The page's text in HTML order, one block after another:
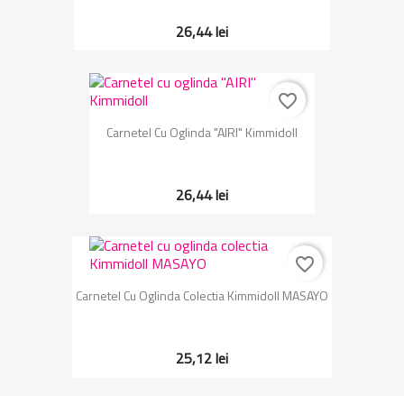
26,44 lei
Carnetel Cu Oglinda "AIRI" Kimmidoll
26,44 lei
favorite_border
Carnetel Cu Oglinda Colectia Kimmidoll MASAYO
25,12 lei
favorite_border